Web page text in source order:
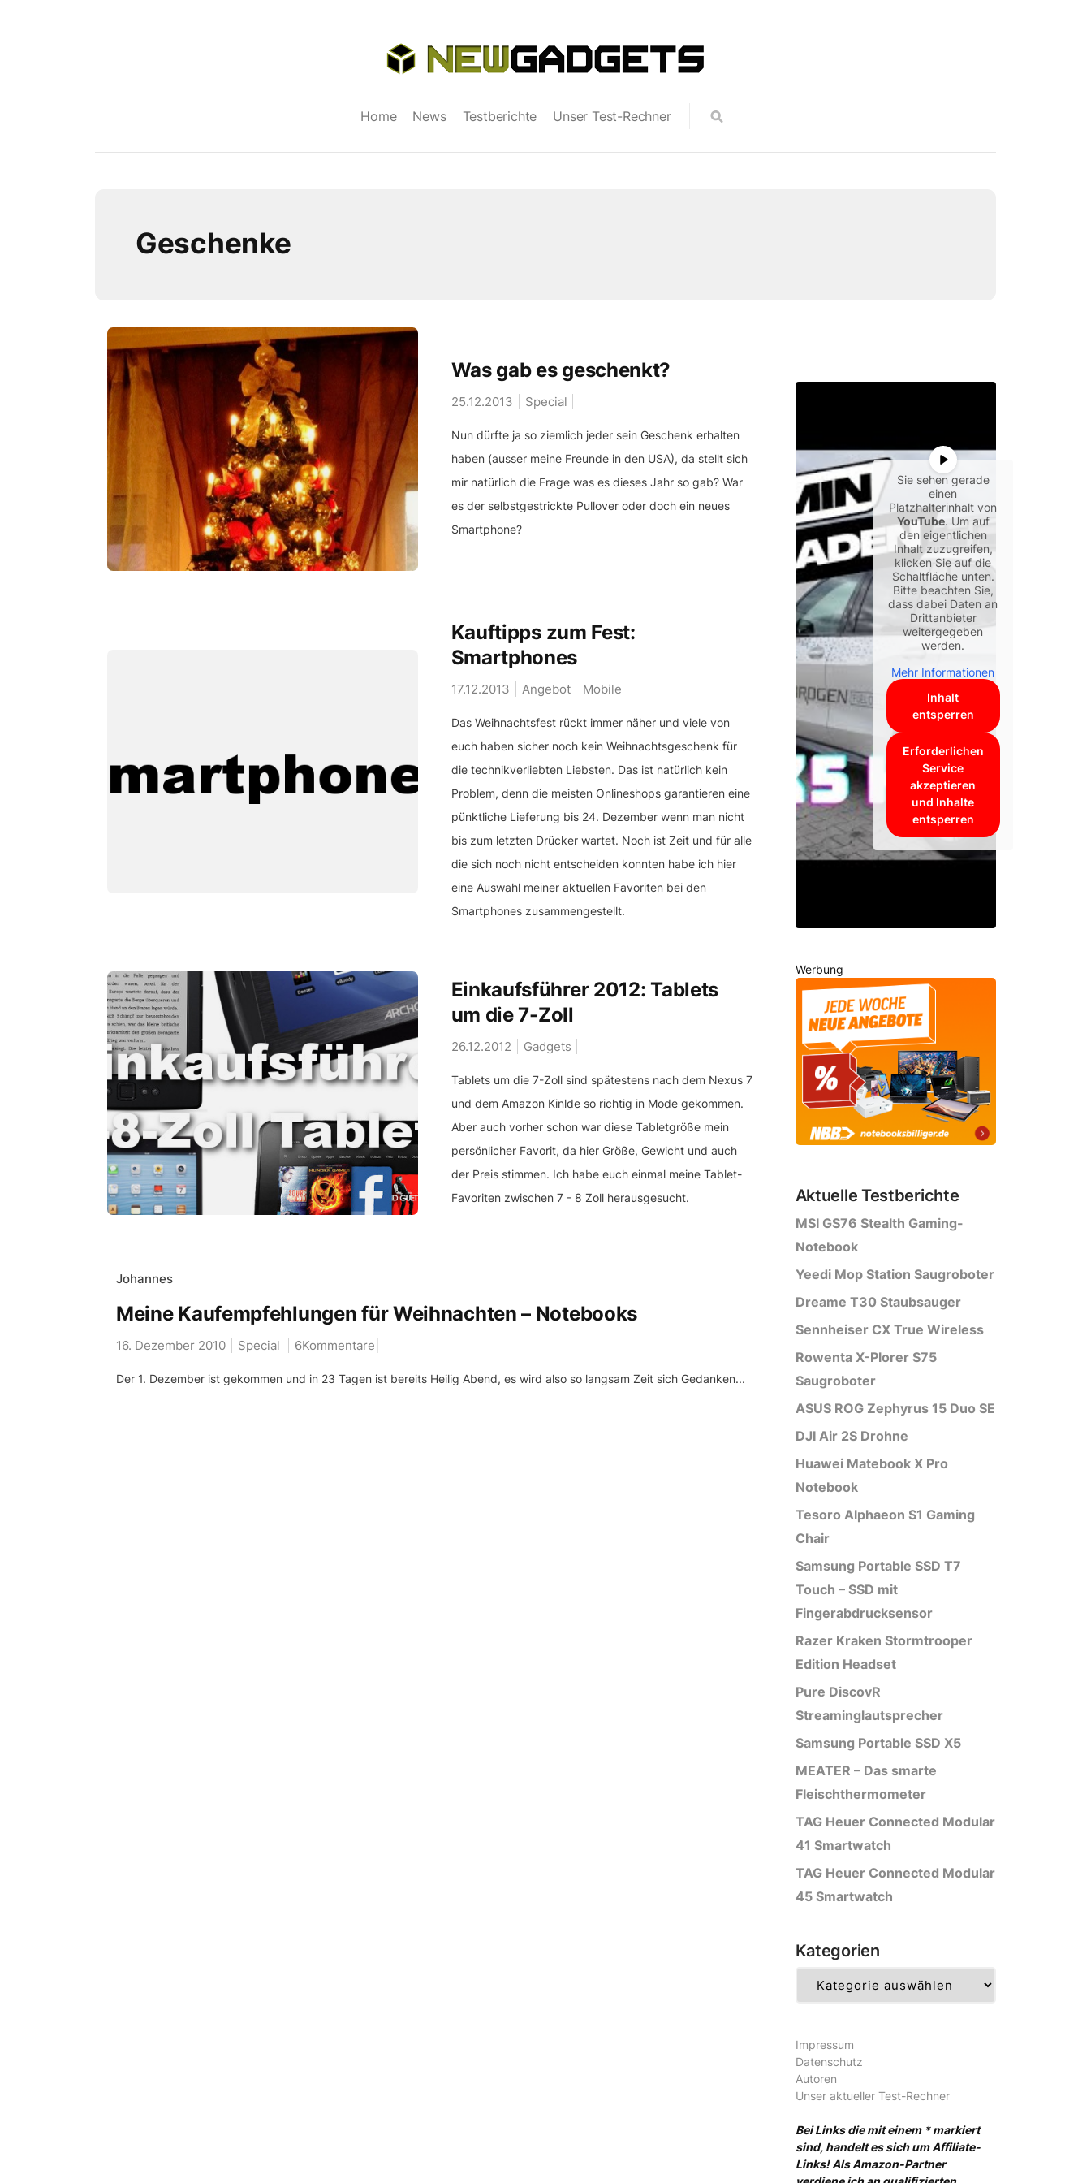
Home News Testberichte Unser Test-Rechner
Geschenke
Was gab es geschenkt?
25.12.2013 Special
Nun dürfte ja so ziemlich jeder sein Geschenk erhalten
haben (ausser meine Freunde in den USA), da stellt sich
mir natürlich die Frage was es dieses Jahr so gab? War
es der selbstgestrickte Pullover oder doch ein neues
Smartphone?
Kauftipps zum Fest:
Smartphones
17.12.2013 Angebot Mobile
Das Weihnachtsfest rückt immer näher und viele von
euch haben sicher noch kein Weihnachtsgeschenk für
die technikverliebten Liebsten. Das ist natürlich kein
Problem, denn die meisten Onlineshops garantieren eine
pünktliche Lieferung bis 24. Dezember wenn man nicht
bis zum letzten Drücker wartet. Noch ist Zeit und für alle
die sich noch nicht entscheiden konnten habe ich hier
eine Auswahl meiner aktuellen Favoriten bei den
Smartphones zusammengestellt.
Einkaufsführer 2012: Tablets
um die 7-Zoll
26.12.2012 Gadgets
Tablets um die 7-Zoll sind spätestens nach dem Nexus 7
und dem Amazon Kinlde so richtig in Mode gekommen.
Aber auch vorher schon war diese Tabletgröße mein
persönlicher Favorit, da hier Größe, Gewicht und auch
der Preis stimmen. Ich habe euch einmal meine Tablet-
Favoriten zwischen 7 - 8 Zoll herausgesucht.
Johannes
Meine Kaufempfehlungen für Weihnachten – Notebooks
16. Dezember 2010 Special 6Kommentare
Der 1. Dezember ist gekommen und in 23 Tagen ist bereits Heilig Abend, es wird also so langsam Zeit sich Gedanken...
Sie sehen gerade
einen
Platzhalterinhalt von
YouTube. Um auf
den eigentlichen
Inhalt zuzugreifen,
klicken Sie auf die
Schaltfläche unten.
Bitte beachten Sie,
dass dabei Daten an
Drittanbieter
weitergegeben
werden.
Mehr Informationen
Inhalt
entsperren
Erforderlichen
Service
akzeptieren
und Inhalte
entsperren
Werbung
Aktuelle Testberichte
MSI GS76 Stealth Gaming-
Notebook
Yeedi Mop Station Saugroboter
Dreame T30 Staubsauger
Sennheiser CX True Wireless
Rowenta X-Plorer S75
Saugroboter
ASUS ROG Zephyrus 15 Duo SE
DJI Air 2S Drohne
Huawei Matebook X Pro
Notebook
Tesoro Alphaeon S1 Gaming
Chair
Samsung Portable SSD T7
Touch – SSD mit
Fingerabdrucksensor
Razer Kraken Stormtrooper
Edition Headset
Pure DiscovR
Streaminglautsprecher
Samsung Portable SSD X5
MEATER – Das smarte
Fleischthermometer
TAG Heuer Connected Modular
41 Smartwatch
TAG Heuer Connected Modular
45 Smartwatch
Kategorien
Impressum
Datenschutz
Autoren
Unser aktueller Test-Rechner
Bei Links die mit einem * markiert
sind, handelt es sich um Affiliate-
Links! Als Amazon-Partner